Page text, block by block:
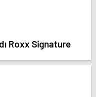
Roxx Signature